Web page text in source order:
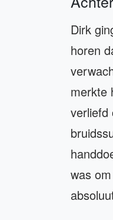
Dirk
horen
merkte
verliefd
was